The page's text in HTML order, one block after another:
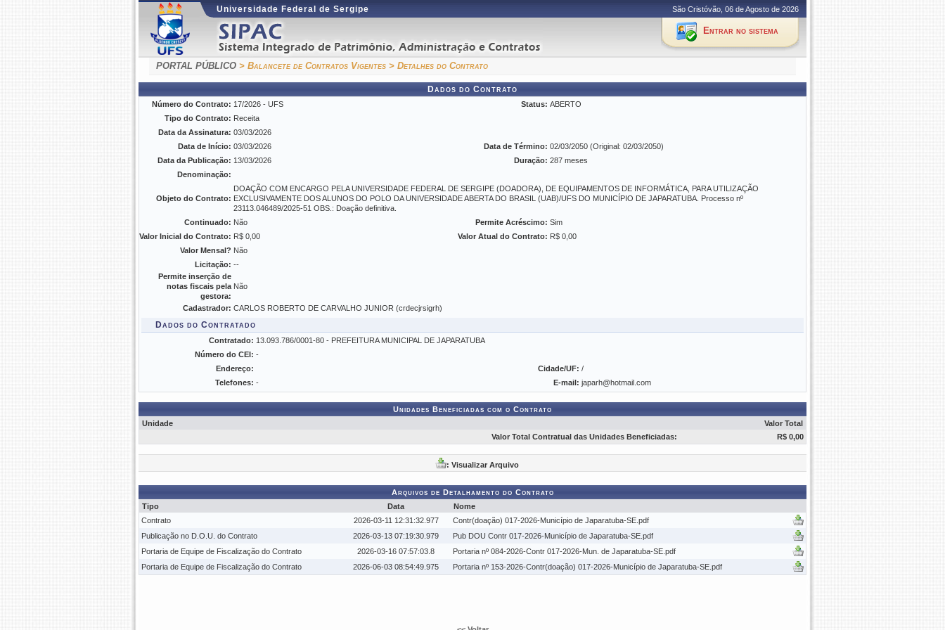
Universidade Federal de Sergipe São Cristóvão, 06 de Agosto de 2026
Entrar no sistema
PORTAL PÚBLICO > Balancete de Contratos Vigentes > Detalhes do Contrato
Dados do Contrato
Número do Contrato: 17/2026 - UFS Status: ABERTO
Tipo do Contrato: Receita
Data da Assinatura: 03/03/2026
Data de Início: 03/03/2026 Data de Término: 02/03/2050 (Original: 02/03/2050)
Data da Publicação: 13/03/2026 Duração: 287 meses
Denominação:
Objeto do Contrato:
DOAÇÃO COM ENCARGO PELA UNIVERSIDADE FEDERAL DE SERGIPE (DOADORA), DE EQUIPAMENTOS DE INFORMÁTICA, PARA UTILIZAÇÃO
EXCLUSIVAMENTE DOS ALUNOS DO POLO DA UNIVERSIDADE ABERTA DO BRASIL (UAB)/UFS DO MUNICÍPIO DE JAPARATUBA. Processo nº
23113.046489/2025-51 OBS.: Doação definitiva.
Continuado: Não Permite Acréscimo: Sim
Valor Inicial do Contrato: R$ 0,00 Valor Atual do Contrato: R$ 0,00
Valor Mensal? Não
Licitação: --
Permite inserção de
notas fiscais pela
gestora:
Não
Cadastrador: CARLOS ROBERTO DE CARVALHO JUNIOR (crdecjrsigrh)
Dados do Contratado
Contratado: 13.093.786/0001-80 - PREFEITURA MUNICIPAL DE JAPARATUBA
Número do CEI: -
Endereço:
Cidade/UF: /
Telefones: - E-mail: japarh@hotmail.com
Unidades Beneficiadas com o Contrato
Unidade
Valor Total
Valor Total Contratual das Unidades Beneficiadas:
R$ 0,00
: Visualizar Arquivo
Arquivos de Detalhamento do Contrato
Tipo
Data
Nome
Contrato
2026-03-11 12:31:32.977
Contr(doação) 017-2026-Município de Japaratuba-SE.pdf
Publicação no D.O.U. do Contrato
2026-03-13 07:19:30.979
Pub DOU Contr 017-2026-Município de Japaratuba-SE.pdf
Portaria de Equipe de Fiscalização do Contrato
2026-03-16 07:57:03.8
Portaria nº 084-2026-Contr 017-2026-Mun. de Japaratuba-SE.pdf
Portaria de Equipe de Fiscalização do Contrato
2026-06-03 08:54:49.975 Portaria nº 153-2026-Contr(doação) 017-2026-Município de Japaratuba-SE.pdf